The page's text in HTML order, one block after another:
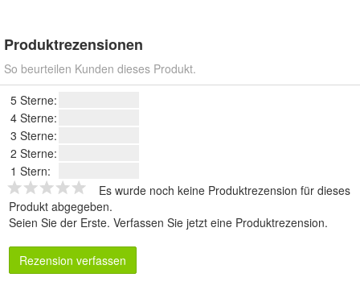
Produktrezensionen
So beurteilen Kunden dieses Produkt.
5 Sterne:
4 Sterne:
3 Sterne:
2 Sterne:
1 Stern:
Es wurde noch keine Produktrezension für dieses
Produkt abgegeben.
Seien Sie der Erste. Verfassen Sie jetzt eine Produktrezension.
Rezension verfassen